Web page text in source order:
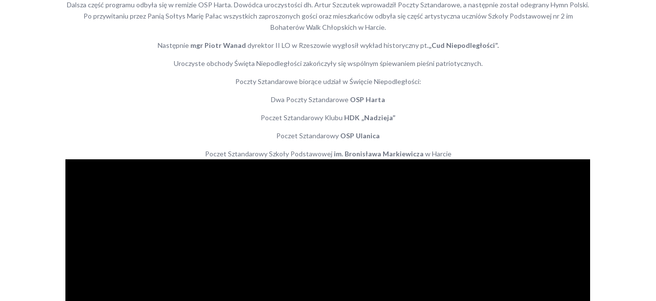
Dalsza część programu odbyła się w remizie OSP Harta. Dowódca uroczystości dh. Artur Szczutek wprowadził Poczty Sztandarowe, a następnie został odegrany Hymn Polski.
Po przywitaniu przez Panią Sołtys Marię Pałac wszystkich zaproszonych gości oraz mieszkańców odbyła się część artystyczna uczniów Szkoły Podstawowej nr 2 im
Bohaterów Walk Chłopskich w Harcie.
Następnie mgr Piotr Wanad dyrektor II LO w Rzeszowie wygłosił wykład historyczny pt.„Cud Niepodległości”.
Uroczyste obchody Święta Niepodległości zakończyły się wspólnym śpiewaniem pieśni patriotycznych.
Poczty Sztandarowe biorące udział w Święcie Niepodległości:
Dwa Poczty Sztandarowe OSP Harta
Poczet Sztandarowy Klubu HDK „Nadzieja”
Poczet Sztandarowy OSP Ulanica
Poczet Sztandarowy Szkoły Podstawowej im. Bronisława Markiewicza w Harcie